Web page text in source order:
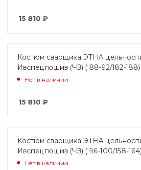
15 810 ₽
Костюм сварщика ЭТНА
Ивспецпошив (ЧЗ) ( 88-92/182-188)
Нет в наличии
15 810 ₽
Костюм сварщика ЭТНА
Ивспецпошив (ЧЗ) ( 96-100/158-164)
Нет в наличии